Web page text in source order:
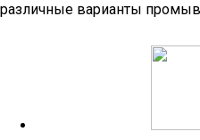
различные варианты